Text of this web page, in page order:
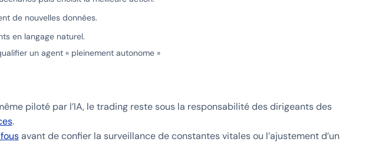
de nouvelles données.
en langage naturel.
un agent « pleinement autonome »
piloté par l’IA, le trading reste sous la responsabilité des dirigeants des
.
avant de confier la surveillance de constantes vitales ou l’ajustement d’un